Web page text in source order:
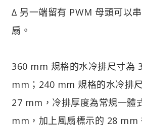
∆ 另一端留有 PWM 母頭可以
扇。
360 mm 規格的水冷排尺寸為
mm；240 mm 規格的水冷排
27 mm，冷排厚度為常規一體
mm，加上風扇標示的 28 mm